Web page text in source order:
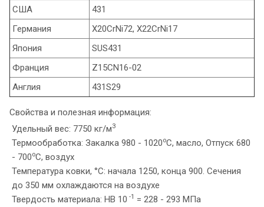
США
431
Германия
X20CrNi72, X22CrNi17
Япония
SUS431
Франция
Z15CN16-02
Англия
431S29
Свойства и полезная информация:
Удельный вес: 7750 кг/м3
Термообработка: Закалка 980 - 1020oC, масло, Отпуск 680
- 700oC, воздух
Температура ковки, °С: начала 1250, конца 900. Сечения
до 350 мм охлаждаются на воздухе
Твердость материала: HB 10 -1
= 228 - 293 МПа